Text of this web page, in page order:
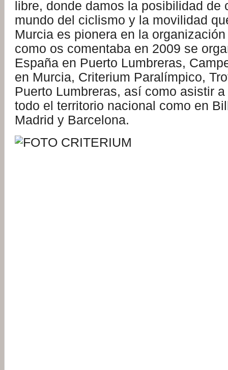
libre, donde damos la posibilidad de
mundo del ciclismo y la movilidad
Murcia es pionera en la
como os comentaba en 2009 se
España en Puerto Lumbreras,
en Murcia, Criterium Paralímpico,
Puerto Lumbreras, así como asistir
todo el territorio nacional como en
Madrid y Barcelona.